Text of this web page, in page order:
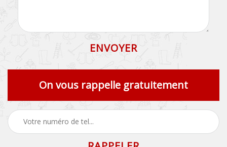
On vous rappelle gratuitement